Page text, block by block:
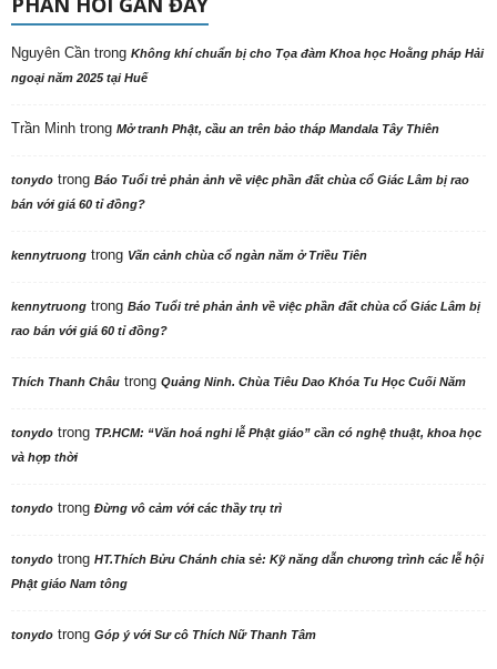
Nguyên Cần trong Không khí chuẩn bị cho Tọa đàm Khoa học Hoằng pháp Hải
ngoại năm 2025 tại Huế
Trần Minh trong Mở tranh Phật, cầu an trên bảo tháp Mandala Tây Thiên
tonydo trong Báo Tuổi trẻ phản ảnh về việc phần đất chùa cổ Giác Lâm bị rao
bán với giá 60 tỉ đồng?
kennytruong trong Vãn cảnh chùa cổ ngàn năm ở Triều Tiên
kennytruong trong Báo Tuổi trẻ phản ảnh về việc phần đất chùa cổ Giác Lâm bị
rao bán với giá 60 tỉ đồng?
Thích Thanh Châu trong Quảng Ninh. Chùa Tiêu Dao Khóa Tu Học Cuối Năm
tonydo trong TP.HCM: “Văn hoá nghi lễ Phật giáo” cần có nghệ thuật, khoa học
và hợp thời
tonydo trong Đừng vô cảm với các thầy trụ trì
tonydo trong HT.Thích Bửu Chánh chia sẻ: Kỹ năng dẫn chương trình các lễ hội
Phật giáo Nam tông
tonydo trong Góp ý với Sư cô Thích Nữ Thanh Tâm